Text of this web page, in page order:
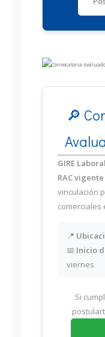
🔎
GIRE Laboral
RAC vigente
vinculación
comerciales
📍
📅 Inicio
viernes
Si